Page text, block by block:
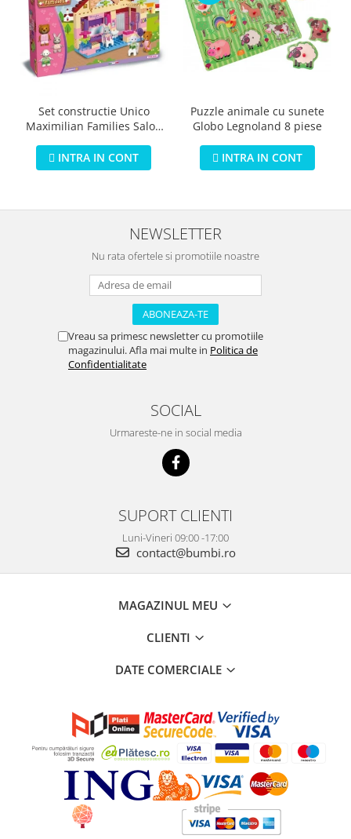
Set constructie Unico
Maximilian Families Salon
INTRA IN CONT
Puzzle animale cu sunete
Globo Legnoland 8 piese
INTRA IN CONT
NEWSLETTER
Nu rata ofertele si promotiile noastre
Vreau sa primesc newsletter cu promotiile
magazinului. Afla mai multe in Politica de
Confidentialitate
SOCIAL
Urmareste-ne in social media
SUPORT CLIENTI
Luni-Vineri 09:00 -17:00
contact@bumbi.ro
MAGAZINUL MEU
CLIENTI
DATE COMERCIALE